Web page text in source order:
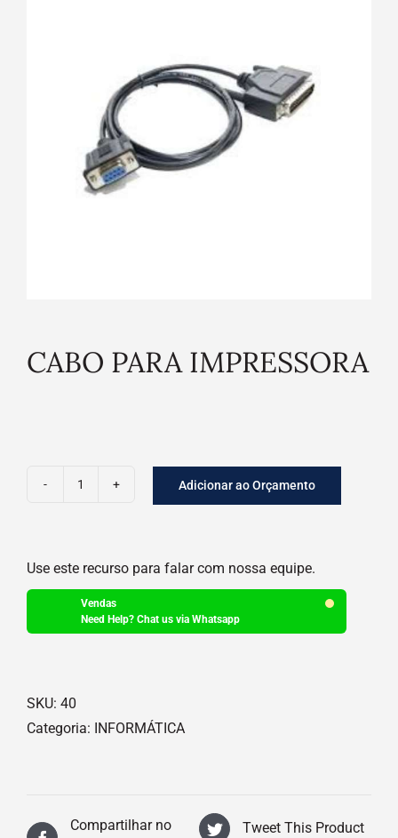
CABO PARA IMPRESSORA
quantidade
Adicionar ao Orçamento
Use este recurso para falar com nossa equipe.
Vendas
Need Help? Chat us via Whatsapp
SKU: 40
Categoria: INFORMÁTICA
Compartilhar no
Tweet This Product